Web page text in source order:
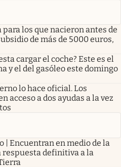
los que nacieron antes de
de más de 5000 euros,
cargar el coche? Este es el
y el del gasóleo este domingo
lo hace oficial. Los
acceso a dos ayudas a la vez
| Encuentran en medio de la
respuesta definitiva a la